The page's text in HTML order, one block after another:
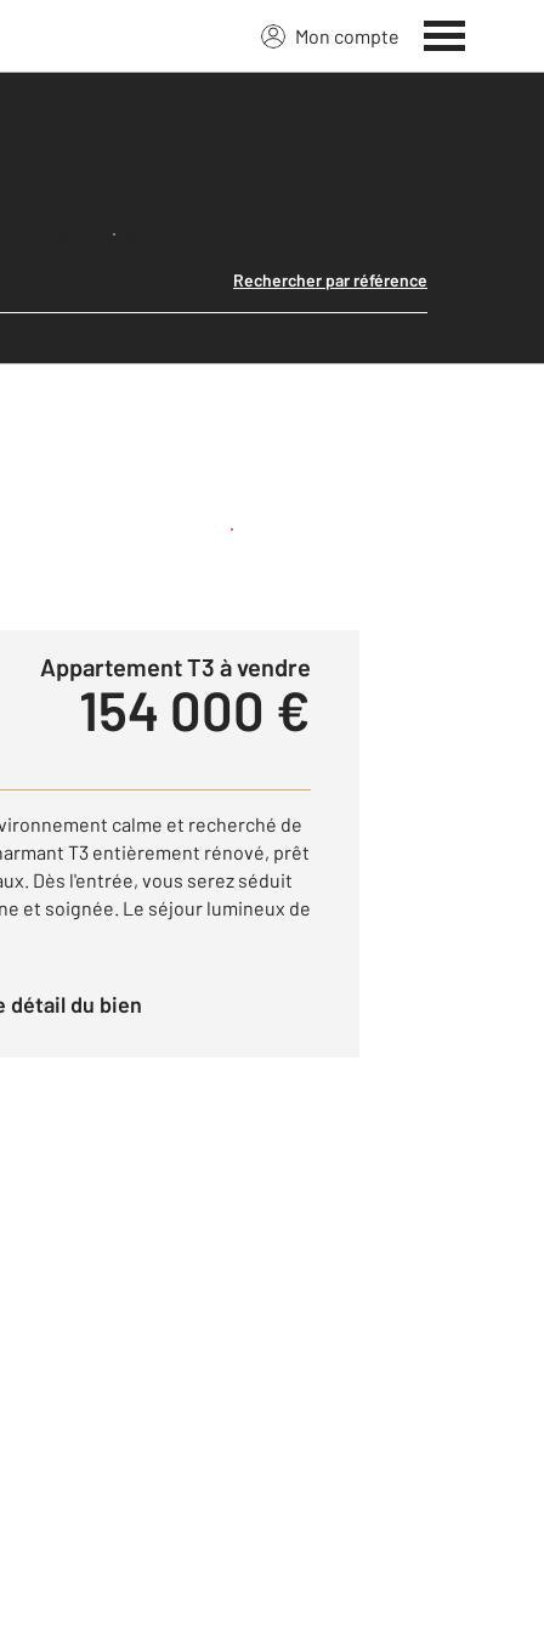
Mon compte
Lancer ma recherche
Rechercher par référence
Créer une alerte
Appartement T3 à vendre
154 000 €
calme et recherché de
T3 entièrement rénové, prêt
Dès l'entrée, vous serez séduit
et soignée. Le séjour lumineux de
détail du bien